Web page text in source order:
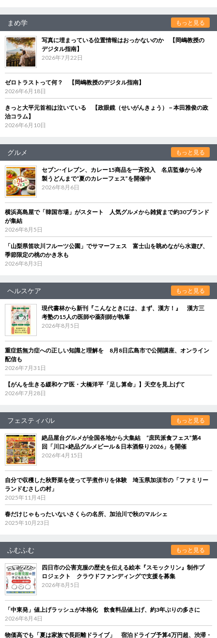
まめ学 もっと見る
写真に埋まっている位置情報はおっかないのか 【岡嶋教授の
デジタル指南】
2026年7月22日
ゼロトラストって何？ 【岡嶋教授のデジタル指南】
2026年6月18日
きっと大平元首相は泣いている 【政眼鏡（せいがんきょう）－本田雅俊の政
治コラム】
2026年6月10日
グルメ もっと見る
セブン‐イレブン、カレー15商品を一斉投入 名店監修から冷
製うどんまで“夏のカレーフェス”を開催中
2026年8月6日
横浜高島屋で「韓国市場」がスタート 人気グルメから雑貨まで約30ブランド
が集結
2026年8月5日
「山梨県笛吹川フルーツ公園」でサマーフェス 富士山を眺めながら水遊び、
季節限定の桃のかき氷も
2026年8月3日
ヘルスケア もっと見る
現代書林から新刊『こんなときには、まず、漢方！』 漢方三
考塾の15人の医師や薬剤師が執筆
2026年8月5日
重症筋無力症への正しい知識と理解を 8月8日広島市で公開講座、オンライン
配信も
2026年7月31日
【がんを生きる緩和ケア医・大橋洋平「足し算命」】天空を見上げて
2026年7月28日
フェスティバル もっと見る
絶品屋台グルメが全国各地から大集結 “庶民派食フェス”第4
回「川口×絶品グルメビール＆日本酒祭り2026」を開催
2026年4月15日
自分で収穫した秋野菜を使って芋煮作りを体験 埼玉県加須市の「ファミリー
ランドむさしの村」
2025年11月4日
春だけじゃもったいないさくらの名所、加治川で秋のマルシェ
2025年10月23日
ふむふむ もっと見る
四日市の公害克服の歴史を伝える絵本『スモックリン』制作プ
ロジェクト クラウドファンディングで支援を募集
2026年8月5日
「中東発」値上げラッシュが本格化 飲食料品値上げ、約3年ぶりの多さに
2026年8月4日
物価高でも「夏は家族で長距離ドライブ」 宿泊ドライブ予算4万円超、渋滞・